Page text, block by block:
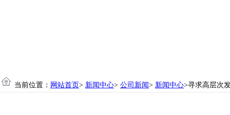
当前位置： 网站首页> 新闻中心> 公司新闻> 新闻中心>寻求高层次